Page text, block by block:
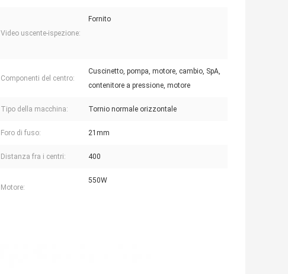
Video uscente-ispezione:
Fornito
Componenti del centro:
Cuscinetto, pompa, motore, cambio, SpA,
contenitore a pressione, motore
Tipo della macchina: Tornio normale orizzontale
Foro di fuso: 21mm
Distanza fra i centri: 400
Motore:
550W